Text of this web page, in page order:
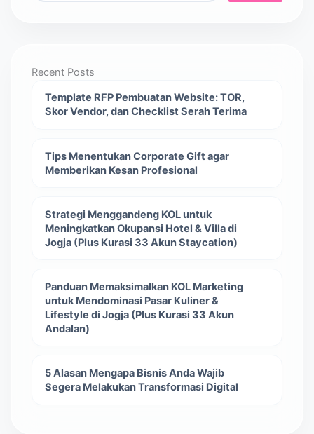
Recent Posts
Template RFP Pembuatan Website: TOR,
Skor Vendor, dan Checklist Serah Terima
Tips Menentukan Corporate Gift agar
Memberikan Kesan Profesional
Strategi Menggandeng KOL untuk
Meningkatkan Okupansi Hotel & Villa di
Jogja (Plus Kurasi 33 Akun Staycation)
Panduan Memaksimalkan KOL Marketing
untuk Mendominasi Pasar Kuliner &
Lifestyle di Jogja (Plus Kurasi 33 Akun
Andalan)
5 Alasan Mengapa Bisnis Anda Wajib
Segera Melakukan Transformasi Digital